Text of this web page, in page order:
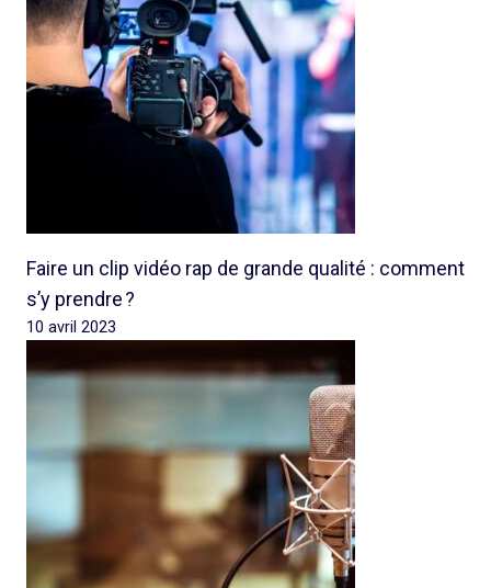
Faire un clip vidéo rap de grande qualité : comment
s’y prendre ?
10 avril 2023